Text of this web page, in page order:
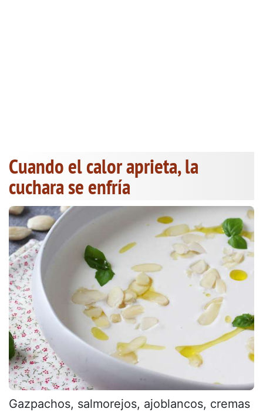
Cuando el calor aprieta, la
cuchara se enfría
Gazpachos, salmorejos, ajoblancos, cremas